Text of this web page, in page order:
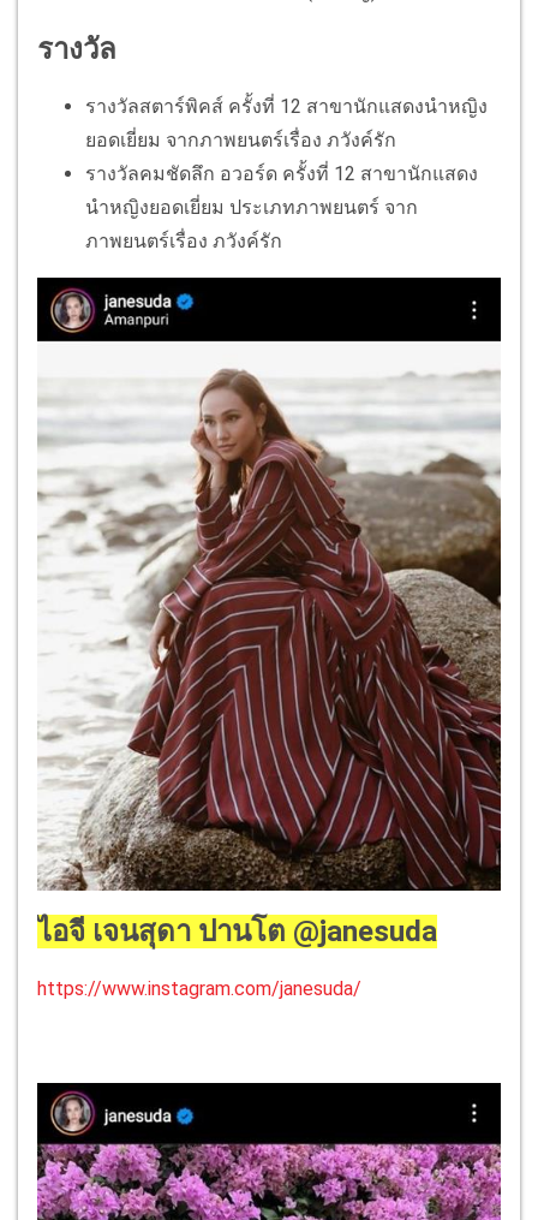
รางวัล
รางวัลสตาร์พิคส์ ครั้งที่ 12 สาขานักแสดงนำหญิง
ยอดเยี่ยม จากภาพยนตร์เรื่อง ภวังค์รัก
รางวัลคมชัดลึก อวอร์ด ครั้งที่ 12 สาขานักแสดง
นำหญิงยอดเยี่ยม ประเภทภาพยนตร์ จาก
ภาพยนตร์เรื่อง ภวังค์รัก
ไอจี เจนสุดา ปานโต @janesuda
https://www.instagram.com/janesuda/